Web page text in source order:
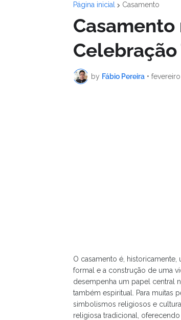
Página inicial Casamento
Casamento
by Fábio Pereira •
O casamento é,
formal e a construção de uma
desempenha um papel central
também espiritual. Para muitas
simbolismos religiosos e
religiosa tradicional,